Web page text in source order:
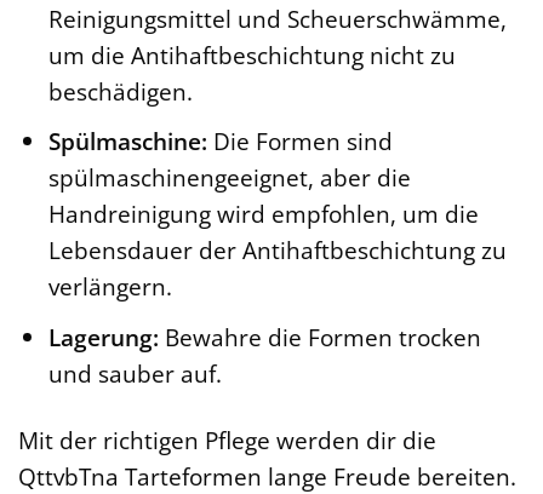
Reinigungsmittel und Scheuerschwämme,
um die Antihaftbeschichtung nicht zu
beschädigen.
Spülmaschine: Die Formen sind
spülmaschinengeeignet, aber die
Handreinigung wird empfohlen, um die
Lebensdauer der Antihaftbeschichtung zu
verlängern.
Lagerung: Bewahre die Formen trocken
und sauber auf.
Mit der richtigen Pflege werden dir die
QttvbTna Tarteformen lange Freude bereiten.